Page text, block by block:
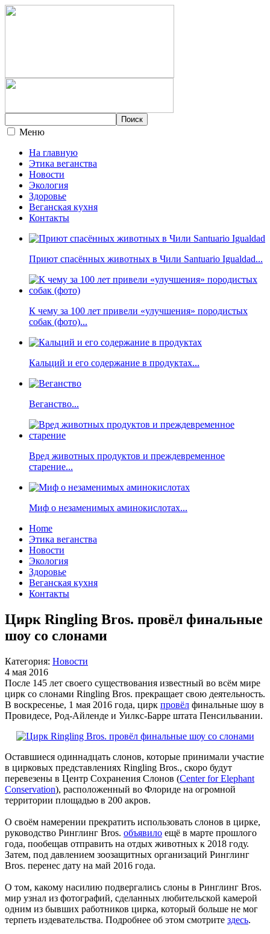
Меню
На главную
Этика веганства
Новости
Экология
Здоровье
Веганская кухня
Контакты
Приют спасённых животных в Чили Santuario Igualdad...
К чему за 100 лет привели «улучшения» породистых
собак (фото)...
Кальций и его содержание в продуктах...
Веганство...
Вред животных продуктов и преждевременное
старение...
Миф о незаменимых аминокислотах...
Home
Этика веганства
Новости
Экология
Здоровье
Веганская кухня
Контакты
Цирк Ringling Bros. провёл финальные
шоу со слонами
Категория: Новости
4 мая 2016
После 145 лет своего существования известный во всём мире
цирк со слонами Ringling Bros. прекращает свою деятельность.
В воскресенье, 1 мая 2016 года, цирк провёл финальные шоу в
Провидесе, Род-Айленде и Уилкс-Барре штата Пенсильвании.
Оставшиеся одиннадцать слонов, которые принимали участие
в цирковых представлениях Ringling Bros., скоро будут
перевезены в Центр Сохранения Слонов (Center for Elephant
Conservation), расположенный во Флориде на огромной
территории площадью в 200 акров.
О своём намерении прекратить использовать слонов в цирке,
руководство Ринглинг Bros. объявило ещё в марте прошлого
года, пообещав отправить на отдых животных к 2018 году.
Затем, под давлением зоозащитных организаций Ринглинг
Bros. перенес дату на май 2016 года.
О том, какому насилию подвергались слоны в Ринглинг Bros.
мир узнал из фотографий, сделанных любительской камерой
одним из бывших работников цирка, который больше не мог
терпеть издевательства. Подробнее об этом смотрите здесь.